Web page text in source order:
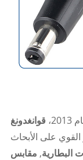
على الأبحاث
البطارية, مقابس